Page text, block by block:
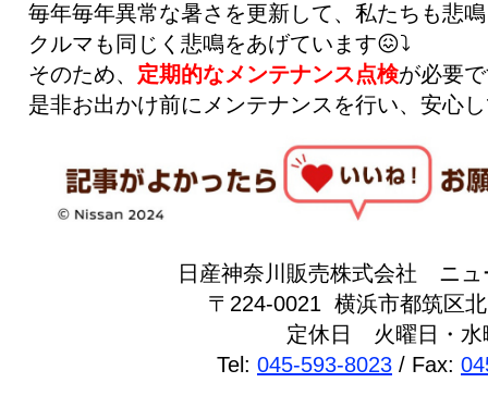
毎年毎年異常な暑さを更新して、私たちも悲
クルマも同じく悲鳴をあげています😖⤵️
そのため、 定期的なメンテナンス点検が必要
是非お出かけ前にメンテナンスを行い、安心
日産神奈川販売株式会社 ニュ
〒224-0021 横浜市都筑区
定休日 火曜日・水
Tel: 045-593-8023 / Fax: